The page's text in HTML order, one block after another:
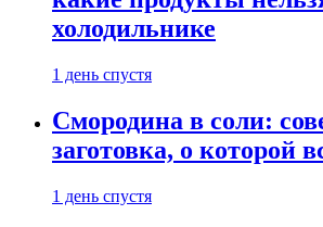
холодильнике
1 день спустя
Смородина в соли:
заготовка, о которой
1 день спустя